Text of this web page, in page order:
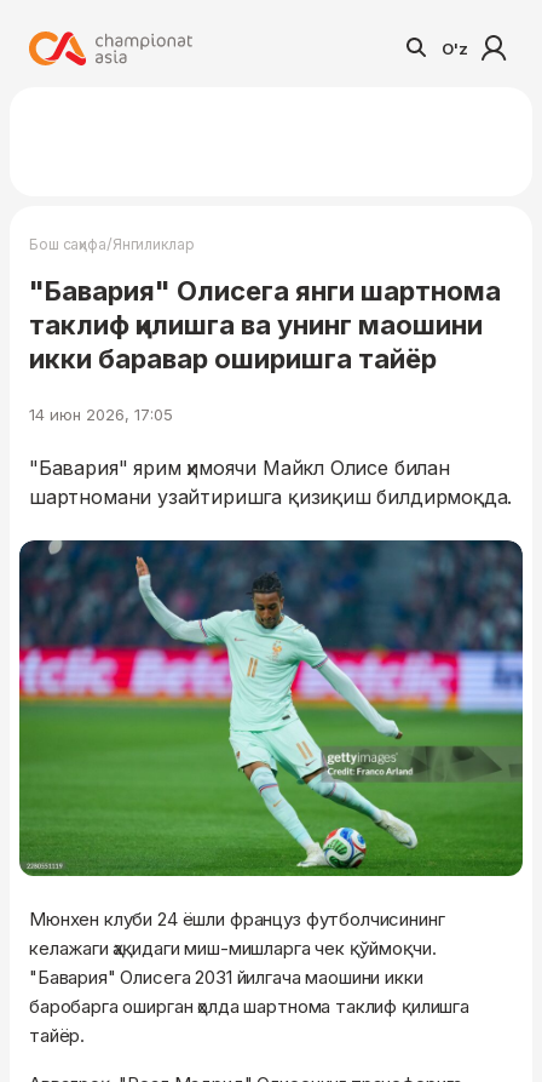
O'z
Бош саҳифа/Янгиликлар
"Бавария" Олисега янги шартнома
таклиф қилишга ва унинг маошини
икки баравар оширишга тайёр
14 июн 2026, 17:05
"Бавария" ярим ҳимоячи Майкл Олисе билан
шартномани узайтиришга қизиқиш билдирмоқда.
Мюнхен клуби 24 ёшли француз футболчисининг
келажаги ҳақидаги миш-мишларга чек қўймоқчи.
"Бавария" Олисега 2031 йилгача маошини икки
баробарга оширган ҳолда шартнома таклиф қилишга
тайёр.